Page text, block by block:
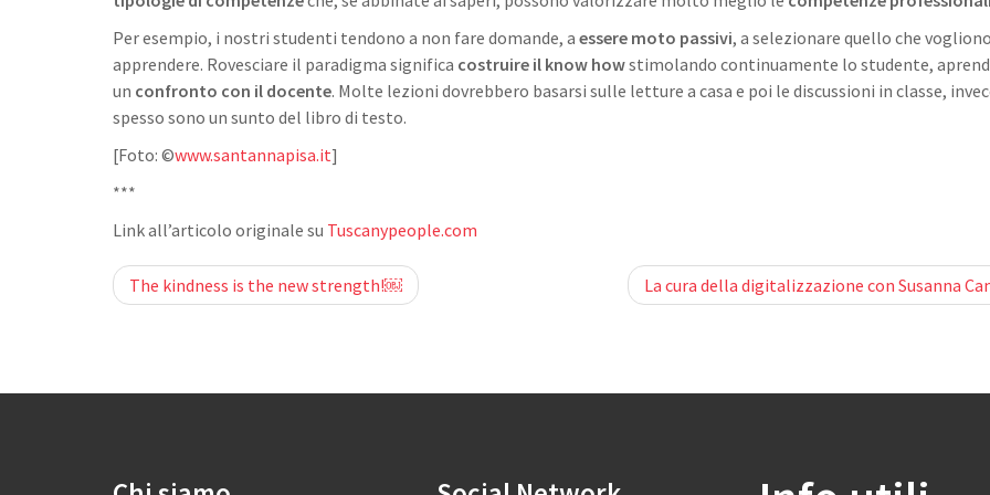
Per esempio, i nostri studenti tendono a non fare domande, a essere moto passivi, a selezionare quello che vogliono
apprendere. Rovesciare il paradigma significa costruire il know howstimolando continuamente lo studente,
un confronto con il docente. Molte lezioni dovrebbero basarsi sulle letture a casa e poi le discussioni in classe,
spesso sono un sunto del libro di testo.
[Foto: ©www.santannapisa.it]
***
Link all’articolo originale su Tuscanypeople.com
Post
The kindness is the new strength!￼ La cura della digitalizzazione con Susanna